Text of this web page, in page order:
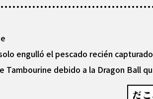
engulló el pescado recién
Tambourine debido a la Dragon Ball